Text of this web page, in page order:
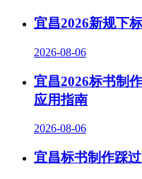
宜昌2026新规下
2026-08-06
宜昌2026标书制
应用指南
2026-08-06
宜昌标书制作踩